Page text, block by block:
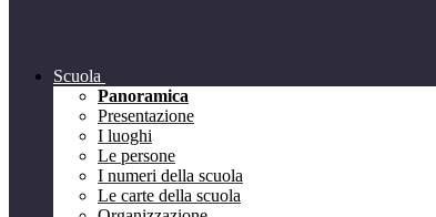
Scuola
Panoramica
Presentazione
I luoghi
Le persone
I numeri della scuola
Le carte della scuola